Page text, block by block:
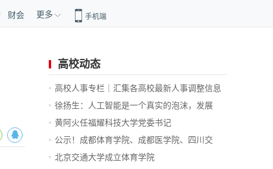
财会 更多 手机端
高校动态
高校人事专栏｜汇集各高校最新人事调整信息
徐扬生：人工智能是一个真实的泡沫，发展
前...
黄阿火任福耀科技大学党委书记
公示！成都体育学院、成都医学院、四川交
通...
北京交通大学成立体育学院